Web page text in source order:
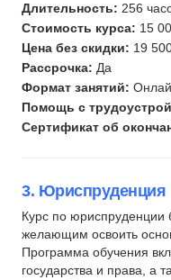
OKR
Цифровое право
Договорное право
Защита
Патентование
Предпринимательство
Противодействие
Конституционное право
Авторское право
Длительность: 256
Стоимость курса: 15
Цена без скидки: 19
Рассрочка: Да
Формат занятий:
Помощь с
Сертификат об
3. Юриспруденция
Курс по юриспруденции
желающим освоить
Программа обучения
государства и права, а